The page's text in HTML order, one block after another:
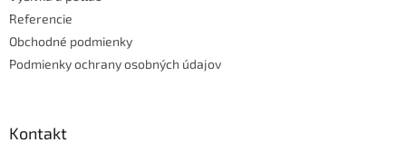
Referencie
Obchodné podmienky
Podmienky ochrany osobných údajov
Kontakt